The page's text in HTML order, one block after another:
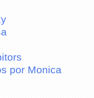
por Monica